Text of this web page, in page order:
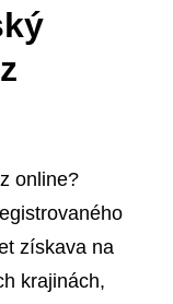
online?
získava na
krajinách,